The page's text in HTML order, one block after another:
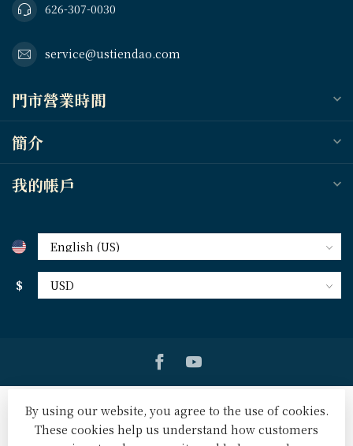
626-307-0030
service@ustiendao.com
門市營業時間
簡介
我的帳戶
$
By using our website, you agree to the use of cookies.
These cookies help us understand how customers